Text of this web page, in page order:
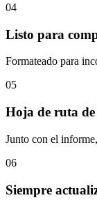
04
Listo para
Formateado para
05
Hoja de ruta de
Junto con el
06
Siempre